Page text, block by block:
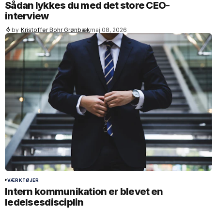
Sådan lykkes du med det store CEO-
interview
by Kristoffer Bohr Grønbækmaj 08, 2026
VÆRKTØJER
Intern kommunikation er blevet en
ledelsesdisciplin